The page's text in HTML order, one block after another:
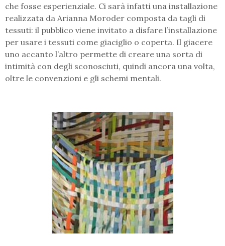
che fosse esperienziale. Ci sarà infatti una installazione
realizzata da Arianna Moroder composta da tagli di
tessuti: il pubblico viene invitato a disfare l’installazione
per usare i tessuti come giaciglio o coperta. Il giacere
uno accanto l’altro permette di creare una sorta di
intimità con degli sconosciuti, quindi ancora una volta,
oltre le convenzioni e gli schemi mentali.